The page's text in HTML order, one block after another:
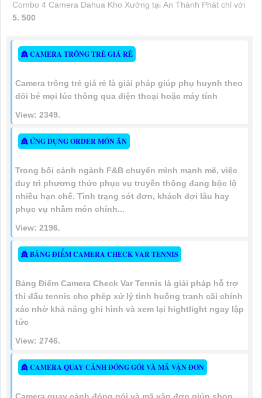
Combo 4 Camera Dahua Kho Xưởng tại An Thành Phát chỉ với
5. 500
👸 CAMERA TRÔNG TRẺ GIÁ RẺ
Camera trông trẻ giá rẻ là giải pháp giúp phụ huynh theo
dõi bé mọi lúc thông qua điện thoại hoặc máy tính
View: 2349.
👸 ỨNG DỤNG ORDER MÓN ĂN
Trong bối cảnh ngành F&B chuyển mình mạnh mẽ, việc
duy trì phương thức phục vụ truyền thống đang bộc lộ
nhiều hạn chế. Tình trạng sót đơn, khách đợi lâu hay
phục vụ nhầm món chính...
View: 2196.
👸 BẢNG ĐIỂM CAMERA CHECK VAR TENNIS
Bảng Điểm Camera Check Var Tennis là giải pháp hỗ trợ
thi đấu tennis cho phép xử lý tình huống tranh cãi chính
xác nhờ khả năng ghi hình và xem lại hightlight ngay lập
tức
View: 2746.
👸 CAMERA QUAY CẢNH ĐÓNG GÓI VÀ MÃ VẬN ĐƠN
Camera quay cảnh đóng gói và mã vận đơn giúp shop